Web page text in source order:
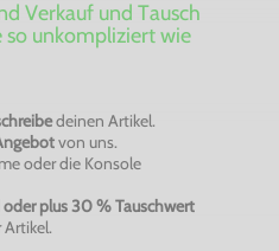
Verkauf und Tausch
unkompliziert wie
deinen Artikel.
von uns.
oder die Konsole
oder plus 30 % Tauschwert
Artikel.